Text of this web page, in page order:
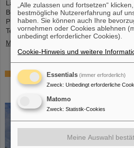
Lasersystemen. Sie vereinen
Bereichen Femtosekundenlaser, optisch-
Pulse-Amplifikation (OPCPA) und
Technologien für den Einsatz in
Mehr »
NUSTAR installiert erste
FAIR: GLAD-Vakuumkammer
„Alle zulassen und fortsetzen“
bestmögliche Nutzererfahrung auf
haben. Sie können auch Ihre
vornehmen oder Cookies ablehnen
unbedingt erforderlicher Cookies).
Cookie-Hinweis und weitere
Essentials (immer erforderlich)
Zweck: Unbedingt erforderliche
Matomo
Zweck: Statistik-Cookies
Meine Auswahl